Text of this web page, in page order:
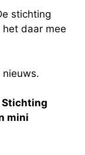
stichting
het daar mee
Stichting
mini